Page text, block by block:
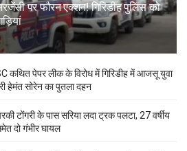
पर फौरन एक्शन! गिरिडीह पुलिस को
पेपर लीक के विरोध में गिरिडीह में आजसू युवा
हेमंत सोरेन का पुतला दहन
टोंगरी के पास सरिया लदा ट्रक पलटा, 27 वर्षीय
दो गंभीर घायल